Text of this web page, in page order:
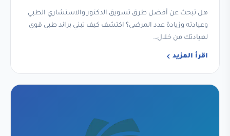
هل تبحث عن أفضل طرق تسويق الدكتور والاستشاري الطبي
وعيادته وزيادة عدد المرضى؟ اكتشف كيف تبني براند طبي قوي
لعيادتك من خلال…
اقرأ المزيد